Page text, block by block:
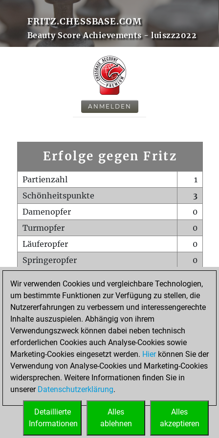
FRITZ.CHESSBASE.COM
Beauty Score Achievements - luiszz2022
ANMELDEN
Erfolge gegen Fritz
Partienzahl
1
Schönheitspunkte
3
Damenopfer
0
Turmopfer
0
Läuferopfer
0
Springeropfer
0
Matt auf vollem Brett
0
Bauer setzt Matt
0
Erstickte Matts
Unterverwandlungen
Türme auf der siebten
0
STARTSEITE
Wir verwenden Cookies und vergleichbare Technologien,
um bestimmte Funktionen zur Verfügung zu stellen, die
Nutzererfahrungen zu verbessern und interessengerechte
Inhalte auszuspielen. Abhängig von ihrem
Verwendungszweck können dabei neben technisch
erforderlichen Cookies auch Analyse-Cookies sowie
Marketing-Cookies eingesetzt werden. Hierkönnen Sie der
Verwendung von Analyse-Cookies und Marketing-Cookies
widersprechen. Weitere Informationen finden Sie in
unserer Datenschutzerklärung.
Alles
akzeptieren
Alles
ablehnen
Detaillierte
Informationen